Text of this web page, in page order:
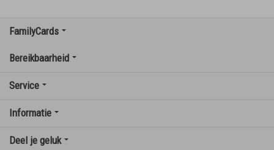
FamilyCards
Bereikbaarheid
Service
Informatie
Deel je geluk